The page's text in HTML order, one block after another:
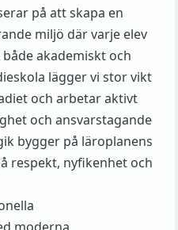
på att skapa en
miljö där varje elev
akademiskt och
lägger vi stor vikt
och arbetar aktivt
och ansvarstagande
bygger på läroplanens
respekt, nyfikenhet och